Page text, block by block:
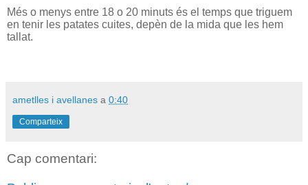
Més o menys entre 18 o 20 minuts és el temps que triguem
en tenir les patates cuites, depèn de la mida que les hem
tallat.
ametlles i avellanes a 0:40
Comparteix
Cap comentari: